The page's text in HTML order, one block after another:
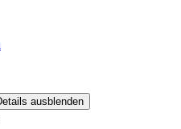
ausblenden